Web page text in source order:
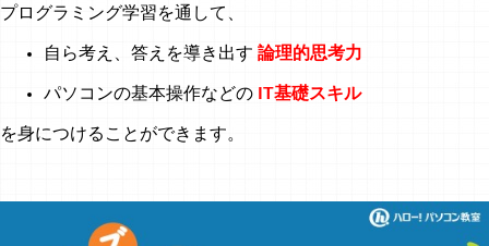
プログラミング学習を通して、
自ら考え、答えを導き出す 論理的思考力
パソコンの基本操作などの IT基礎スキル
を身につけることができます。